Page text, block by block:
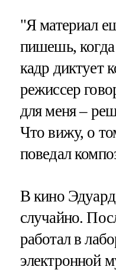
"Я материал
пишешь, когда
кадр диктует
режиссер
для меня –
Что вижу, о
поведал
В кино
случайно.
работал в
электронной